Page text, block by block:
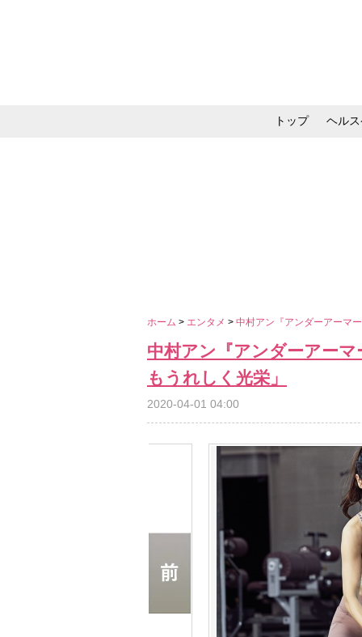
トップ ヘル
ホーム > エンタメ > 中村アン『アンダーアーマ
中村アン『アンダーアー
もうれしく光栄」
2020-04-01 04:00